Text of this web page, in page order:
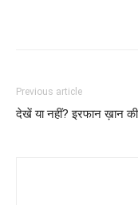
Previous article
देखें या नहीं? इरफान ख़ान की